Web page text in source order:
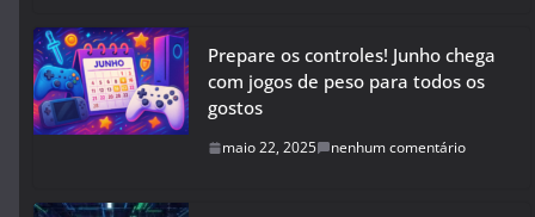
Prepare os controles! Junho chega
com jogos de peso para todos os
gostos
maio 22, 2025 nenhum comentário